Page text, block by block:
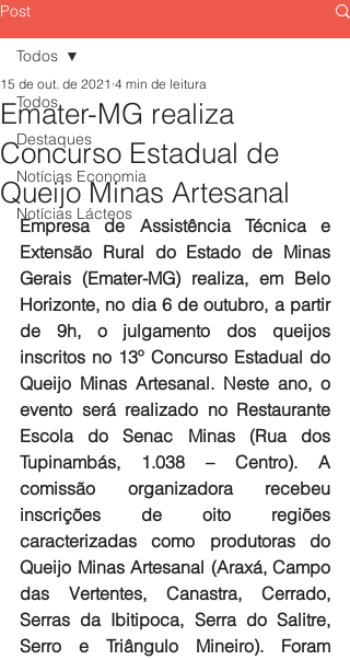
Post
Todos
Destaques
Notícias Economia
Notícias Lácteos
Todos
Emater-MG realiza
Concurso Estadual de
Queijo Minas Artesanal
15 de out. de 2021 4 min de leitura
Empresa de Assistência Técnica e
Extensão Rural do Estado de Minas
Gerais (Emater-MG) realiza, em Belo
Horizonte, no dia 6 de outubro, a partir
de 9h, o julgamento dos queijos
inscritos no 13º Concurso Estadual do
Queijo Minas Artesanal. Neste ano, o
evento será realizado no Restaurante
Escola do Senac Minas (Rua dos
Tupinambás, 1.038 – Centro). A
comissão organizadora recebeu
inscrições de oito regiões
caracterizadas como produtoras do
Queijo Minas Artesanal (Araxá, Campo
das Vertentes, Canastra, Cerrado,
Serras da Ibitipoca, Serra do Salitre,
Serro e Triângulo Mineiro). Foram